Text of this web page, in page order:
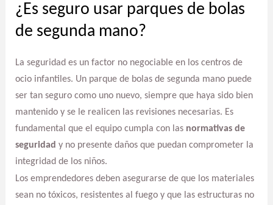
¿Es seguro usar parques de bolas
de segunda mano?
La seguridad es un factor no negociable en los centros de
ocio infantiles. Un parque de bolas de segunda mano puede
ser tan seguro como uno nuevo, siempre que haya sido bien
mantenido y se le realicen las revisiones necesarias. Es
fundamental que el equipo cumpla con las normativas de
seguridad y no presente daños que puedan comprometer la
integridad de los niños.
Los emprendedores deben asegurarse de que los materiales
sean no tóxicos, resistentes al fuego y que las estructuras no